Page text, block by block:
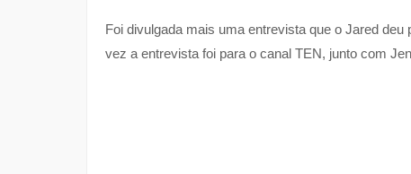
Foi divulgada mais uma entrevista que o Jared
vez a entrevista foi para o canal TEN, junto com